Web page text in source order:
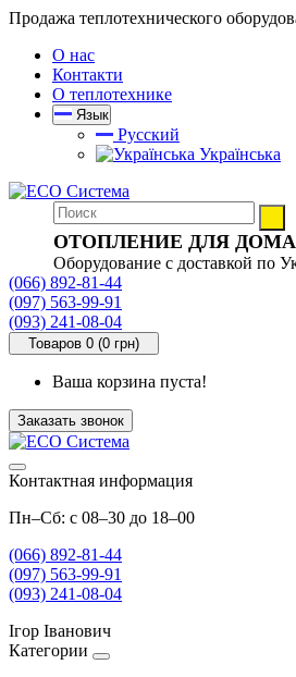
Продажа теплотехнического
О нас
Контакти
О теплотехнике
Язык
Русский
Українська
ОТОПЛЕНИЕ ДЛЯ
Оборудование с доставкой по
(066) 892-81-44
(097) 563-99-91
(093) 241-08-04
Товаров 0 (0 грн)
Ваша корзина пуста!
Заказать звонок
Контактная информация
Пн–Сб: с 08–30 до 18–00
(066) 892-81-44
(097) 563-99-91
(093) 241-08-04
Ігор Іванович
Категории